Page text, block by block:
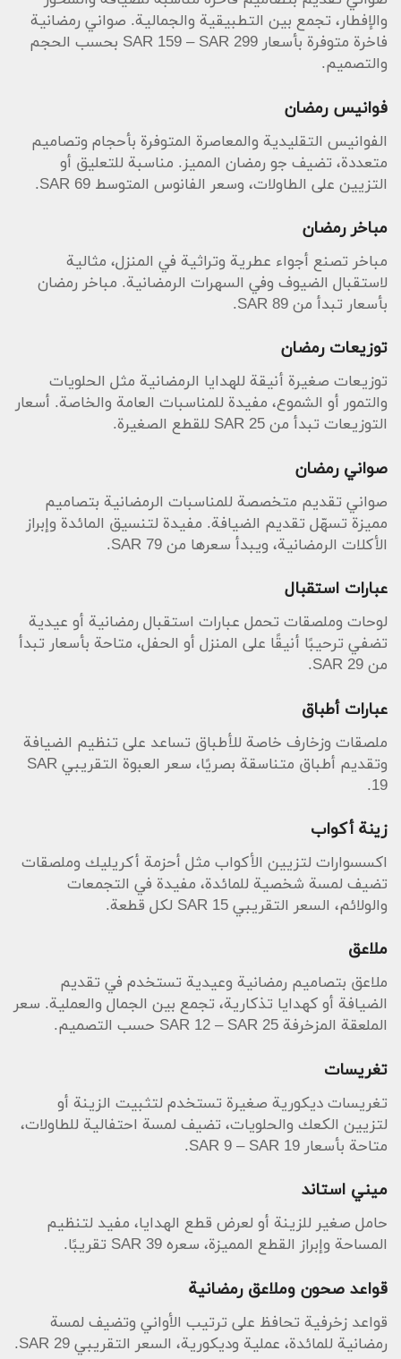
والإفطار، تجمع بين التطبيقية والجمالية. صواني رمضانية
فاخرة متوفرة بأسعار SAR 159 – SAR 299 بحسب الحجم
والتصميم.
فوانيس رمضان
الفوانيس التقليدية والمعاصرة المتوفرة بأحجام وتصاميم
متعددة، تضيف جو رمضان المميز. مناسبة للتعليق أو
التزيين على الطاولات، وسعر الفانوس المتوسط SAR 69.
مباخر رمضان
مباخر تصنع أجواء عطرية وتراثية في المنزل، مثالية
لاستقبال الضيوف وفي السهرات الرمضانية. مباخر رمضان
بأسعار تبدأ من SAR 89.
توزيعات رمضان
توزيعات صغيرة أنيقة للهدايا الرمضانية مثل الحلويات
والتمور أو الشموع، مفيدة للمناسبات العامة والخاصة. أسعار
التوزيعات تبدأ من SAR 25 للقطع الصغيرة.
صواني رمضان
صواني تقديم متخصصة للمناسبات الرمضانية بتصاميم
مميزة تسهّل تقديم الضيافة. مفيدة لتنسيق المائدة وإبراز
الأكلات الرمضانية، ويبدأ سعرها من SAR 79.
عبارات استقبال
لوحات وملصقات تحمل عبارات استقبال رمضانية أو عيدية
تضفي ترحيبًا أنيقًا على المنزل أو الحفل، متاحة بأسعار تبدأ
من SAR 29.
عبارات أطباق
ملصقات وزخارف خاصة للأطباق تساعد على تنظيم الضيافة
وتقديم أطباق متناسقة بصريًا، سعر العبوة التقريبي SAR
19.
زينة أكواب
اكسسوارات لتزيين الأكواب مثل أحزمة أكريليك وملصقات
تضيف لمسة شخصية للمائدة، مفيدة في التجمعات
والولائم، السعر التقريبي SAR 15 لكل قطعة.
ملاعق
ملاعق بتصاميم رمضانية وعيدية تستخدم في تقديم
الضيافة أو كهدايا تذكارية، تجمع بين الجمال والعملية. سعر
الملعقة المزخرفة SAR 12 – SAR 25 حسب التصميم.
تغريسات
تغريسات ديكورية صغيرة تستخدم لتثبيت الزينة أو
لتزيين الكعك والحلويات، تضيف لمسة احتفالية للطاولات،
متاحة بأسعار SAR 9 – SAR 19.
ميني استاند
حامل صغير للزينة أو لعرض قطع الهدايا، مفيد لتنظيم
المساحة وإبراز القطع المميزة، سعره SAR 39 تقريبًا.
قواعد صحون وملاعق رمضانية
قواعد زخرفية تحافظ على ترتيب الأواني وتضيف لمسة
رمضانية للمائدة، عملية وديكورية، السعر التقريبي SAR 29.